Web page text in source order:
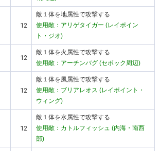
12
敵１体を地属性で攻撃する
使用敵：アリゲタイガー (レイポイン
ト・ジオ)
12
敵１体を火属性で攻撃する
使用敵：アーチンバグ (セボック周辺)
12
敵１体を風属性で攻撃する
使用敵：ブリアレオス (レイポイント・
ウィング)
12
敵１体を水属性で攻撃する
使用敵：カトルフィッシュ (内海・南西
部)